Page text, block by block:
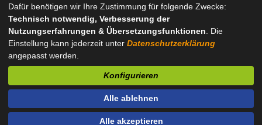
Samstag
(Mai-
September)
09.00-
12.00
und nach Vereinbarung
Kontakt Impressum Datenschutz Barrierefreiheit
Sitemap
Dafür benötigen wir Ihre Zustimmung für folgende Zwecke:
Technisch notwendig, Verbesserung der
Nutzungserfahrungen & Übersetzungsfunktionen. Die
Einstellung kann jederzeit unter Datenschutzerklärung
angepasst werden.
Konfigurieren
Alle ablehnen
Alle akzeptieren